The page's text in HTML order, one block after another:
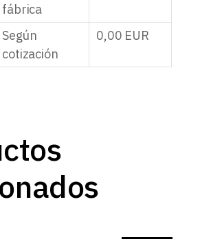
fábrica
Según
cotización
0,00 EUR